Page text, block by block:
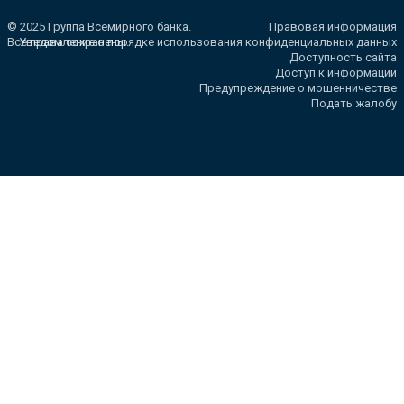
© 2025 Группа Всемирного банка.
Все права сохранены.
Правовая информация
Уведомление о порядке использования конфиденциальных данных
Доступность сайта
Доступ к информации
Предупреждение о мошенничестве
Подать жалобу